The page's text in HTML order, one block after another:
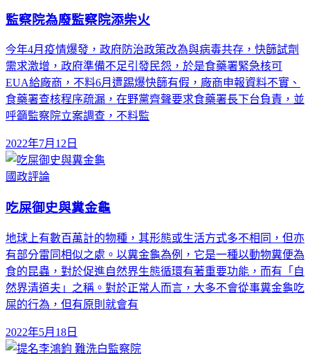
監察院為廢監察院添柴火
今年4月疫情爆發，政府防治政策改為與病毒共存，快篩試劑
需求激增，政府準備不足引發民怨，於是食藥署緊急核可
EUA給廠商，不料6月遭踢爆快篩有假，廠商申報資料不實、
食藥署查核程序疏漏，在野黨齊聲要求食藥署長下台負責，並
呼籲監察院立案調查，不料監
2022年7月12日
國政評論
吃屎御史與糞金龜
地球上有數百萬計的物種，其形態或生活方式多不相同，但亦
有部分雷同相似之處。以糞金龜為例，它是一種以動物糞便為
食的昆蟲，對於促進自然界生態循環有著重要功能，而有「自
然界清道夫」之稱。對於正常人而言，大多不會從事糞金龜吃
屎的行為，但有原則就會有
2022年5月18日